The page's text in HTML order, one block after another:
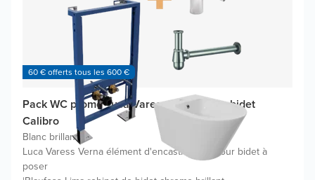
60 € offerts tous les 600 €
Pack WC promo Luca Varess Verna avec bidet
Calibro
Blanc brillant|
Luca Varess Verna élément d'encastrement pour bidet à
poser